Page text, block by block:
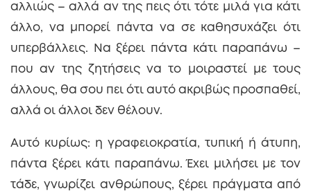
αλλιώς – αλλά αν της πεις ότι τότε μιλά για κάτι
άλλο, να μπορεί πάντα να σε καθησυχάζει ότι
υπερβάλλεις. Να ξέρει πάντα κάτι παραπάνω –
που αν της ζητήσεις να το μοιραστεί με τους
άλλους, θα σου πει ότι αυτό ακριβώς προσπαθεί,
αλλά οι άλλοι δεν θέλουν.
Αυτό κυρίως: η γραφειοκρατία, τυπική ή άτυπη,
πάντα ξέρει κάτι παραπάνω. Έχει μιλήσει με τον
τάδε, γνωρίζει ανθρώπους, ξέρει πράγματα από